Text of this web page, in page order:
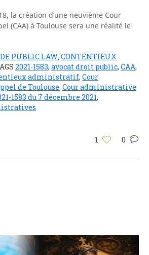
la création d’une neuvième Cour
(CAA) à Toulouse sera une réalité le
PUBLIC LAW CONTENTIEUX
2021-1583, avocat droit public, CAA,
administratif, Cour
de Toulouse, Cour administrative
1583 du 7 décembre 2021,
1 0